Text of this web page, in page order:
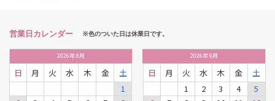
営業日カレンダー ※色のついた日は休業日です。
2026年8月
日 月 火 水 木 金
土
1
2026年9月
日 月 火 水 木 金
土
1
2 3 4
5